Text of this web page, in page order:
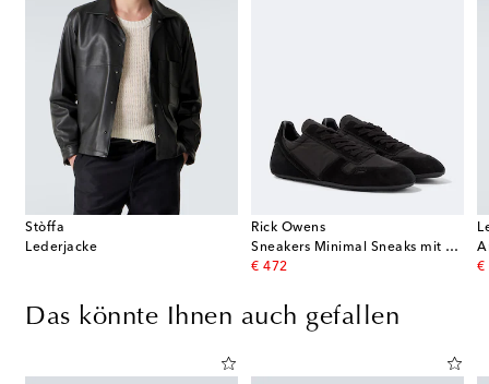
Stòffa
Lederjacke
Rick Owens
Sneakers Minimal Sneaks mit Veloursleder
€ 472
original price
€
Das könnte Ihnen auch gefallen